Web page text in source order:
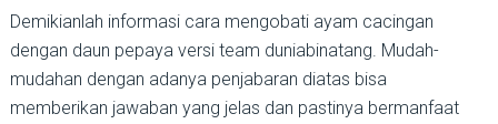
Demikianlah informasi cara mengobati ayam cacingan
dengan daun pepaya versi team duniabinatang. Mudah-
mudahan dengan adanya penjabaran diatas bisa
memberikan jawaban yang jelas dan pastinya bermanfaat